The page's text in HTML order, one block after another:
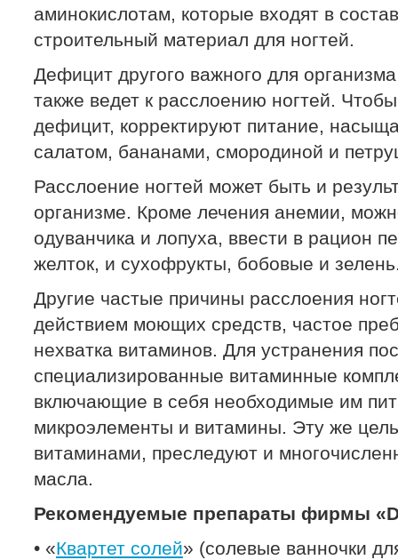
аминокислотам, которые входят в
строительный материал для ногтей.
Дефицит другого важного для
также ведет к расслоению ногтей.
дефицит, корректируют питание,
салатом, бананами, смородиной и
Расслоение ногтей может быть и
организме. Кроме лечения анемии,
одуванчика и лопуха, ввести в рацион
желток, и сухофрукты, бобовые и
Другие частые причины расслоения
действием моющих средств, частое
нехватка витаминов. Для устранения
специализированные витаминные
включающие в себя необходимые им
микроэлементы и витамины. Эту же
витаминами, преследуют и
масла.
Рекомендуемые препараты фирмы
• «Квартет солей» (солевые ванночки